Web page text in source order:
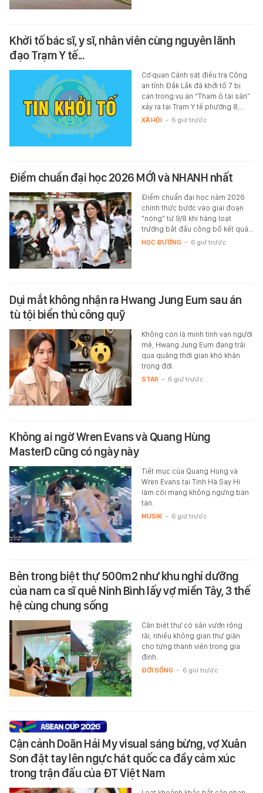
Khởi tố bác sĩ, y sĩ, nhân viên cùng nguyên lãnh
đạo Trạm Y tế...
Cơ quan Cảnh sát điều tra Công
an tỉnh Đắk Lắk đã khởi tố 7 bị
can trong vụ án “Tham ô tài sản”
xảy ra tại Trạm Y tế phường 8,…
XÃ HỘI - 6 giờ trước
Điểm chuẩn đại học 2026 MỚI và NHANH nhất
Điểm chuẩn đại học năm 2026
chính thức bước vào giai đoạn
"nóng" từ 9/8 khi hàng loạt
trường bắt đầu công bố kết quả…
HỌC ĐƯỜNG - 6 giờ trước
Dụi mắt không nhận ra Hwang Jung Eum sau án
tù tội biển thủ công quỹ
Không còn là minh tinh vạn người
mê, Hwang Jung Eum đang trải
qua quãng thời gian khó khăn
trong đời.
STAR - 6 giờ trước
Không ai ngờ Wren Evans và Quang Hùng
MasterD cũng có ngày này
Tiết mục của Quang Hùng và
Wren Evans tại Tinh Hà Say Hi
làm cõi mạng không ngừng bàn
tán.
MUSIK - 6 giờ trước
Bên trong biệt thự 500m2 như khu nghỉ dưỡng
của nam ca sĩ quê Ninh Bình lấy vợ miền Tây, 3 thế
hệ cùng chung sống
Căn biệt thự có sân vườn rộng
rãi, nhiều không gian thư giãn
cho từng thành viên trong gia
đình.
ĐỜI SỐNG - 6 giờ trước
Cận cảnh Doãn Hải My visual sáng bừng, vợ Xuân
Son đặt tay lên ngực hát quốc ca đầy cảm xúc
trong trận đấu của ĐT Việt Nam